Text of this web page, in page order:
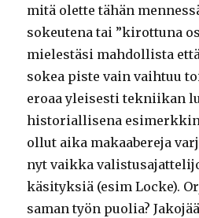
mitä olette tähän
sokeutena tai ”kirottuna
mielestäsi mahdollista
sokea piste vain vaihtuu
eroaa yleisesti tekniikan
historiallisena
ollut aika makaabereja
nyt vaikka
käsityksiä (esim Locke).
saman työn puolia?